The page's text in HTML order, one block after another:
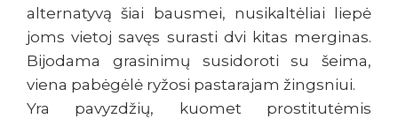
alternatyvą šiai bausmei, nusikaltėliai liepė
joms vietoj savęs surasti dvi kitas merginas.
Bijodama grasinimų susidoroti su šeima,
viena pabėgėlė ryžosi pastarajam žingsniui.
Yra pavyzdžių, kuomet prostitutėmis